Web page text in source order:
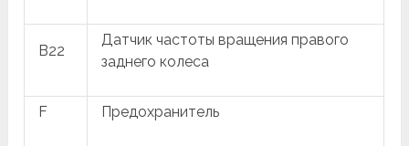
B22
Датчик частоты вращения правого
заднего колеса
F Предохранитель